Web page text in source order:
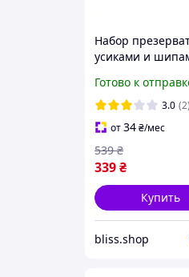
Набор
усиками и
разнообразные
необычные с
дополнительной
стимуляцией
Готово к
3.0 (2)
от34₴/мес
339₴
539 ₴
Купить
bliss.shop